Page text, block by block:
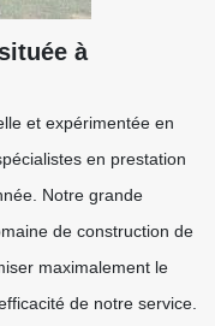
à
et expérimentée en
en prestation
Notre grande
de construction de
maximalement le
de notre service.